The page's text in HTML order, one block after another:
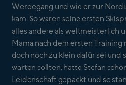
Werdegang und wie er zur
kam. So waren seine ersten
alles andere als weltmeisterlich
Mama nach dem ersten Training
doch noch zu klein dafür sei und
warten sollten, hatte Stefan
Leidenschaft gepackt und so